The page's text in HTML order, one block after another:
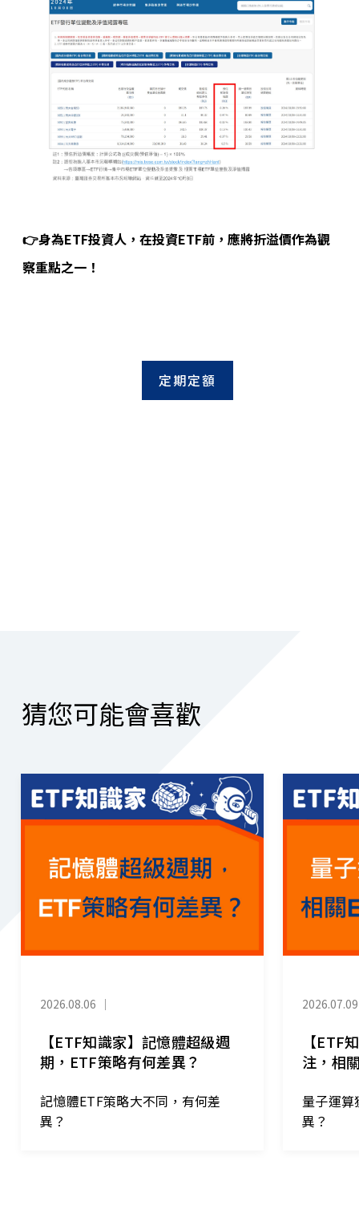
👉身為ETF投資人，在投資ETF前，應將折溢價作為觀
察重點之一！
定期定額
猜您可能會喜歡
2026.08.06 ｜
【ETF知識家】記憶體超級週
期，ETF策略有何差異？
記憶體ETF策略大不同，有何差
異？
2026.07.09
【ETF
注，相
量子運
異？